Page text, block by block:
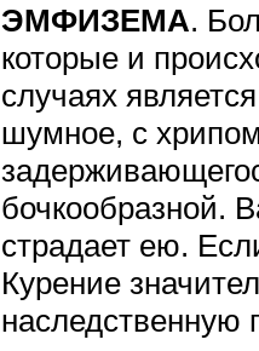
ЭМФИЗЕМА.
которые и
случаях
шумное, с
бочкообразной.
страдает ею.
Курение
наследственную